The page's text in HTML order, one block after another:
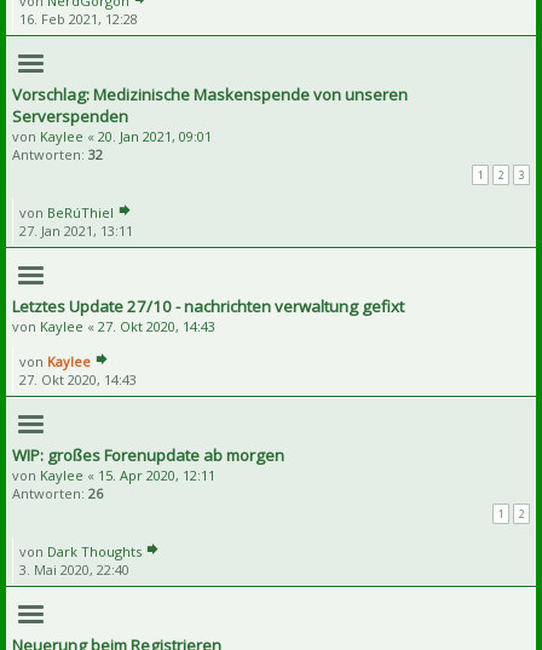
16. Feb 2021, 12:28
Vorschlag: Medizinische Maskenspende von unseren
Serverspenden
von Kaylee « 20. Jan 2021, 09:01
Antworten: 32
1 2 3
von BeRúThiel
27. Jan 2021, 13:11
Letztes Update 27/10 - nachrichten verwaltung gefixt
von Kaylee « 27. Okt 2020, 14:43
von Kaylee
27. Okt 2020, 14:43
WIP: großes Forenupdate ab morgen
von Kaylee « 15. Apr 2020, 12:11
Antworten: 26
1 2
von Dark Thoughts
3. Mai 2020, 22:40